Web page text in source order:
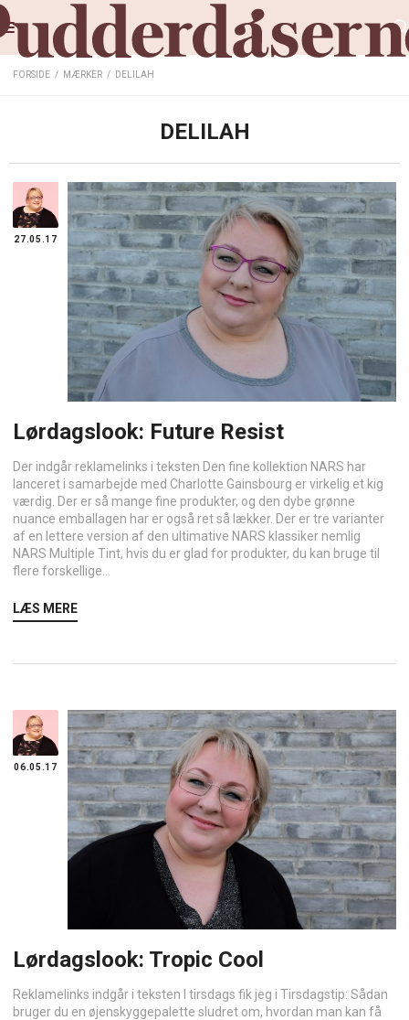
FORSIDE / MÆRKER / DELILAH
DELILAH
27.05.17
Lørdagslook: Future Resist
Der indgår reklamelinks i teksten Den fine kollektion NARS har
lanceret i samarbejde med Charlotte Gainsbourg er virkelig et kig
værdig. Der er så mange fine produkter, og den dybe grønne
nuance emballagen har er også ret så lækker. Der er tre varianter
af en lettere version af den ultimative NARS klassiker nemlig
NARS Multiple Tint, hvis du er glad for produkter, du kan bruge til
flere forskellige...
LÆS MERE
06.05.17
Lørdagslook: Tropic Cool
Reklamelinks indgår i teksten I tirsdags fik jeg i Tirsdagstip: Sådan
bruger du en øjenskyggepalette sludret om, hvordan man kan få